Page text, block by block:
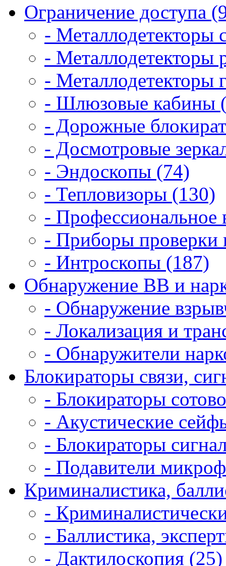
Ограничение доступа
- Металлодетекторы
- Металлодетекторы
- Металлодетекторы
- Шлюзовые кабины
- Дорожные
- Досмотровые
- Эндоскопы (74)
- Тепловизоры (130)
- Профессиональное
- Приборы проверки
- Интроскопы (187)
Обнаружение ВВ и
- Обнаружение
- Локализация и
- Обнаружители
Блокираторы связи,
- Блокираторы
- Акустические
- Блокираторы
- Подавители
Криминалистика,
-
- Баллистика,
- Дактилоскопия (25)